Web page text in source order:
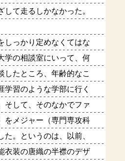
して走るしかなかった。
しっかり定めなくてはな
学の相談室にいって、何
したところ、年齢的なこ
学習のような学部に行く
そして、そのなかでファ
をメジャー（専門専攻科
た。というのは、以前、
衣装の唐織の半襟のデザ